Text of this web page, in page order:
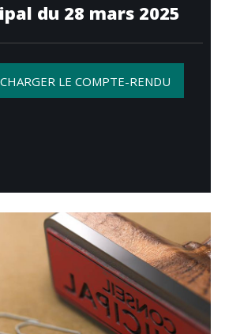
du 28 mars 2025
LE COMPTE-RENDU